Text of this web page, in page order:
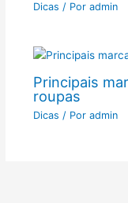
Dicas / Por admin
Principais
roupas
Dicas / Por admin